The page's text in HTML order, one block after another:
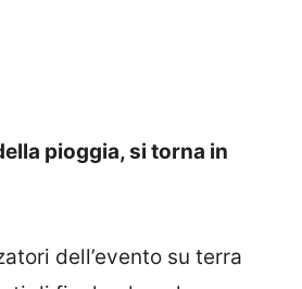
pioggia, si torna in
dell’evento su terra